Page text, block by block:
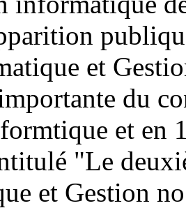
et
du
et en
"Le
et Gestion